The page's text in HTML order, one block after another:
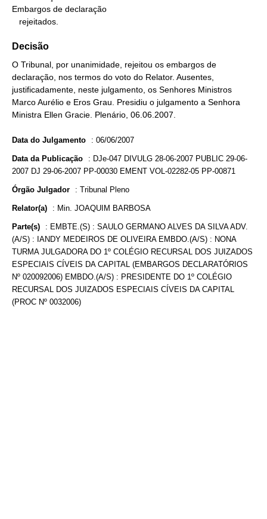
Embargos de declaração
   rejeitados.
Decisão
O Tribunal, por unanimidade, rejeitou os embargos de
declaração, nos termos do voto do Relator. Ausentes,
justificadamente, neste julgamento, os Senhores Ministros
Marco Aurélio e Eros Grau. Presidiu o julgamento a Senhora
Ministra Ellen Gracie. Plenário, 06.06.2007.
Data do Julgamento : 06/06/2007
Data da Publicação : DJe-047 DIVULG 28-06-2007 PUBLIC 29-06-
2007 DJ 29-06-2007 PP-00030 EMENT VOL-02282-05 PP-00871
Órgão Julgador : Tribunal Pleno
Relator(a) : Min. JOAQUIM BARBOSA
Parte(s) : EMBTE.(S) : SAULO GERMANO ALVES DA SILVA ADV.
(A/S) : IANDY MEDEIROS DE OLIVEIRA EMBDO.(A/S) : NONA
TURMA JULGADORA DO 1º COLÉGIO RECURSAL DOS JUIZADOS
ESPECIAIS CÍVEIS DA CAPITAL (EMBARGOS DECLARATÓRIOS
Nº 020092006) EMBDO.(A/S) : PRESIDENTE DO 1º COLÉGIO
RECURSAL DOS JUIZADOS ESPECIAIS CÍVEIS DA CAPITAL
(PROC Nº 0032006)